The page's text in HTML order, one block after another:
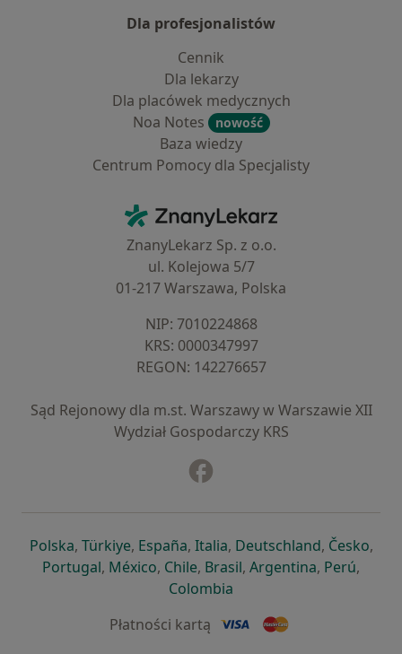
Dla profesjonalistów
Cennik
Dla lekarzy
Dla placówek medycznych
Noa Notes
nowość
Baza wiedzy
Centrum Pomocy dla Specjalisty
ZnanyLekarz - Strona główna
ZnanyLekarz Sp. z o.o.
ul. Kolejowa 5/7
01-217 Warszawa, Polska
NIP: ⁠7010224868
KRS: ⁠0000347997
REGON: ⁠142276657
Sąd Rejonowy dla m.st. Warszawy w Warszawie XII
Wydział Gospodarczy KRS
Polskaotwiera się w nowej karcie
, Türkiyeotwiera się w nowej karcie
, Españaotwiera się w nowej karcie
, Italiaotwiera się w nowej
, Deutschlandotwiera się
, Česko,
Portugalotwiera się w nowej karcie
, Méxicootwiera się w nowej karcie
, Chileotwiera się w nowej karcie
, Brasilotwiera się w nowej
, Argentinaotwiera się
, Perú,
Colombia
Płatności kartą